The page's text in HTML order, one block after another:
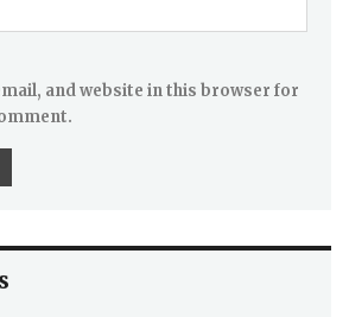
and website in this browser for